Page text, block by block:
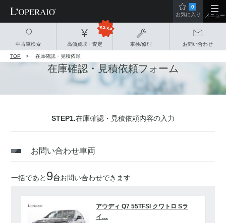
中古車検索 高価買取・査定 車検/修理 お問い合わせ
0
お気に入り
メニュー
TOP 在庫確認・見積依頼
在庫確認・見積依頼フォーム
STEP1.在庫確認・見積依頼内容の入力
お問い合わせ車両
一括であと 9台お問い合わせできます
アウディ Q7 55TFSI クワトロ Sラ
イ…